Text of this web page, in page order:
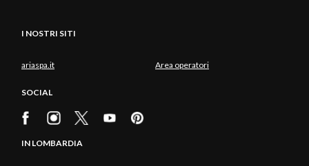
I NOSTRI SITI
ariaspa.it Area operatori
SOCIAL
IN LOMBARDIA